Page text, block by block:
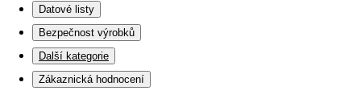
Datové listy
Bezpečnost výrobků
Další kategorie
Zákaznická hodnocení